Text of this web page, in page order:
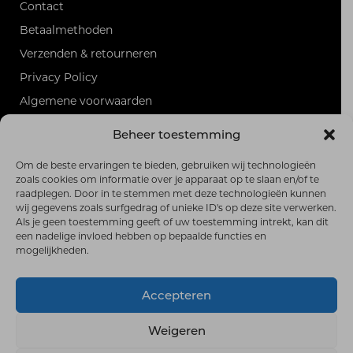
Beheer toestemming
Om de beste ervaringen te bieden, gebruiken wij technologieën
zoals cookies om informatie over je apparaat op te slaan en/of te
raadplegen. Door in te stemmen met deze technologieën kunnen
wij gegevens zoals surfgedrag of unieke ID's op deze site verwerken.
Als je geen toestemming geeft of uw toestemming intrekt, kan dit
een nadelige invloed hebben op bepaalde functies en
mogelijkheden.
Accepteren
Weigeren
Contact
Betaalmethoden
Verzenden & retourneren
Privacy Policy
Algemene voorwaarden
Alle producten
RSS-feed
FRANK HOEKZEMA GOLF
Burg. Vrijlandweg 35,
6997 AB Hoog-Keppel
frankhoekzemagolfshop@gmail.com
© 2026 Frank Hoekzema Golf | Gebouwd metWP All-In
| Design door